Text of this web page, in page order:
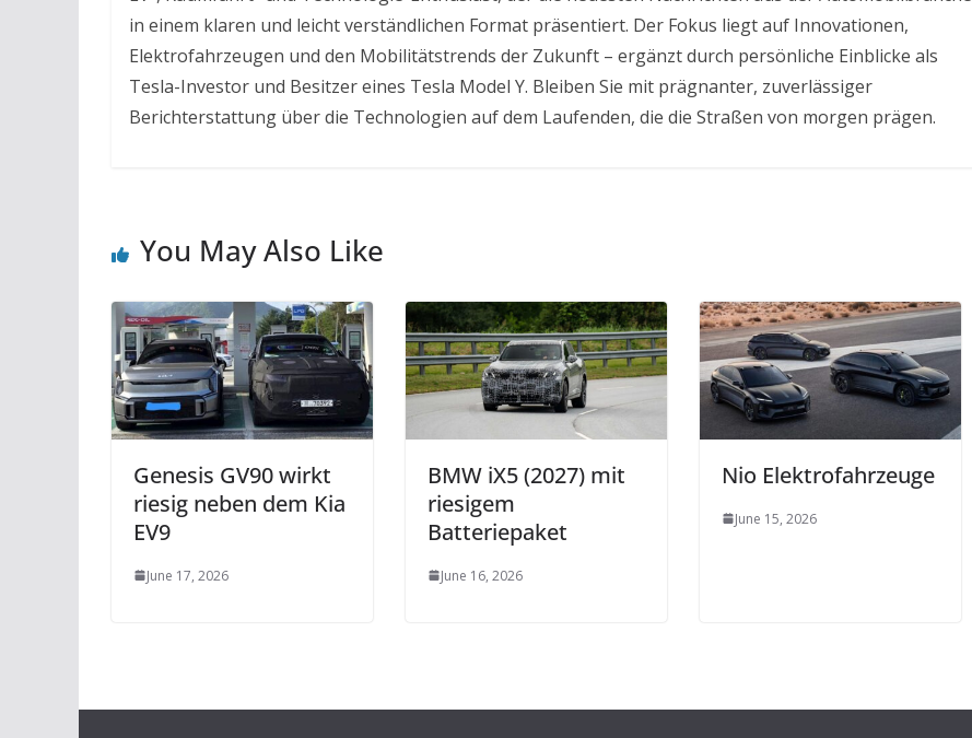
in einem klaren und leicht verständlichen Format präsentiert. Der Fokus liegt auf Innovationen,
Elektrofahrzeugen und den Mobilitätstrends der Zukunft – ergänzt durch persönliche Einblicke als
Tesla-Investor und Besitzer eines Tesla Model Y. Bleiben Sie mit prägnanter, zuverlässiger
Berichterstattung über die Technologien auf dem Laufenden, die die Straßen von morgen prägen.
You May Also Like
Genesis GV90 wirkt
riesig neben dem Kia
EV9
June 17, 2026
BMW iX5 (2027) mit
riesigem
Batteriepaket
June 16, 2026
Nio Elektrofahrzeuge
June 15, 2026